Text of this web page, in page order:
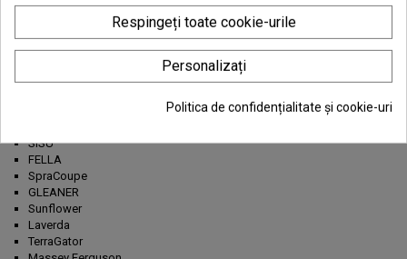
Curatare catalizator
Modele suportate de testerulAGCO:
SISU
FELLA
SpraCoupe
GLEANER
Sunflower
Laverda
TerraGator
Respingeți toate cookie-urile
Personalizați
Politica de confidențialitate și cookie-uri